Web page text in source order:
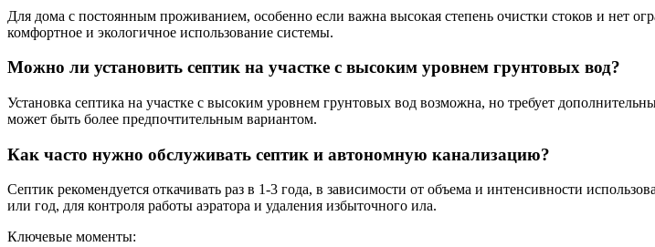
Для дома с постоянным проживанием, особенно если важна высокая степень очистки стоков и нет
комфортное и экологичное использование системы.
Можно ли установить септик на участке с высоким уровнем грунтовых вод?
Установка септика на участке с высоким уровнем грунтовых вод возможна, но требует
может быть более предпочтительным вариантом.
Как часто нужно обслуживать септик и автономную канализацию?
Септик рекомендуется откачивать раз в 1-3 года, в зависимости от объема и интенсивности
или год, для контроля работы аэратора и удаления избыточного ила.
Ключевые моменты: